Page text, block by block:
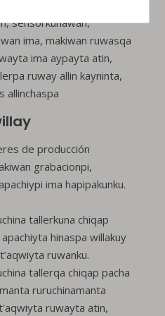
sensorkunawan,
ima, makiwan ruwasqa
ima aypayta atin,
ruway allin kayninta,
allinchaspa
de producción
grabacionpi,
ima hapipakunku.
tallerkuna chiqap
hinaspa willakuy
ruwanku.
tallerqa chiqap pacha
ruruchinamanta
ruwayta atin,